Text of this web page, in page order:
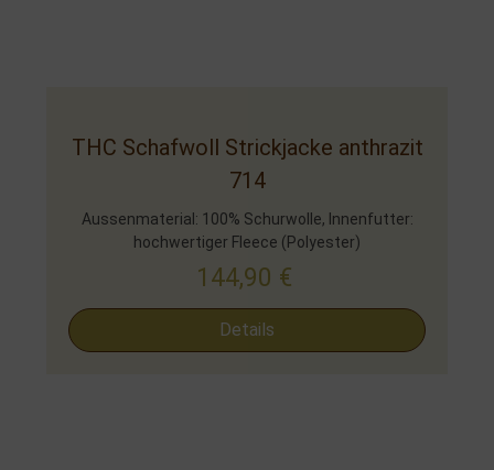
THC Schafwoll Strickjacke anthrazit
714
Aussenmaterial: 100% Schurwolle, Innenfutter:
hochwertiger Fleece (Polyester)
144,90 €
Details